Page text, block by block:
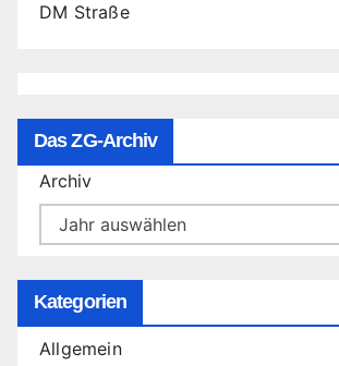
DM Straße
Das ZG-Archiv
Archiv
Kategorien
Allgemein